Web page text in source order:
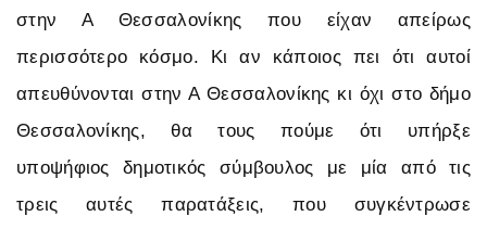
στην Α Θεσσαλονίκης που είχαν απείρως
περισσότερο κόσμο. Κι αν κάποιος πει ότι αυτοί
απευθύνονται στην Α Θεσσαλονίκης κι όχι στο δήμο
Θεσσαλονίκης, θα τους πούμε ότι υπήρξε
υποψήφιος δημοτικός σύμβουλος με μία από τις
τρεις αυτές παρατάξεις, που συγκέντρωσε